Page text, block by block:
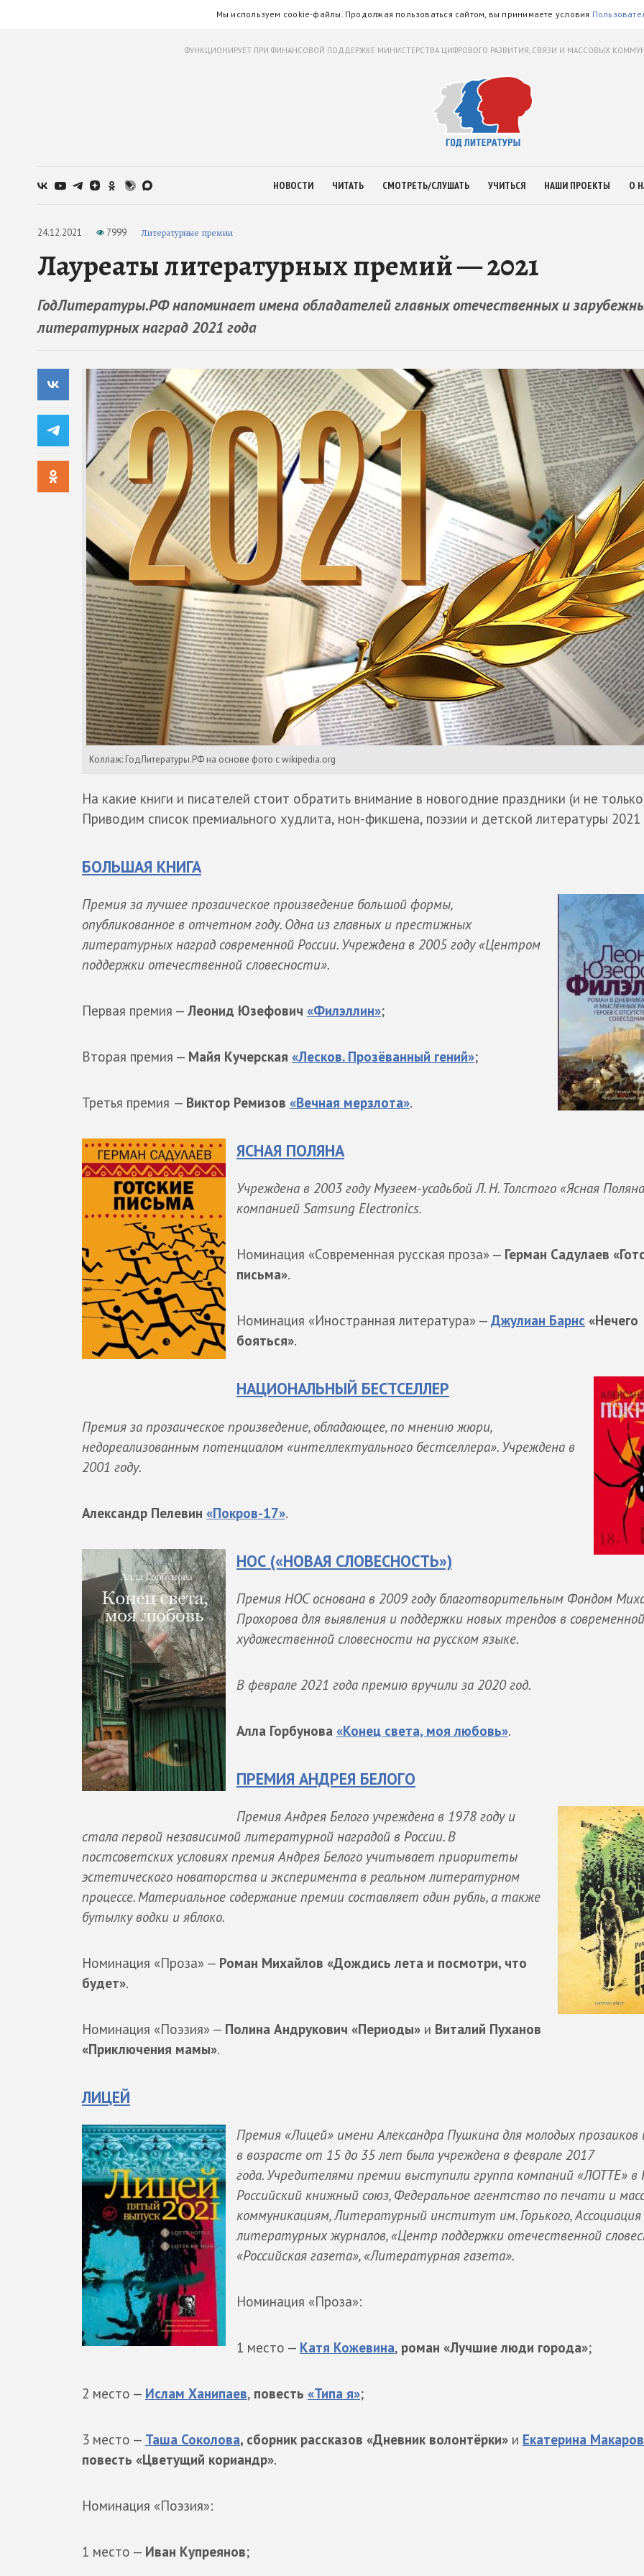
Мы используем cookie-файлы. Продолжая пользоваться сайтом, вы принимаете условия
ФУНКЦИОНИРУЕТ ПРИ ФИНАНСОВОЙ ПОДДЕРЖКЕ МИНИСТЕРСТВА ЦИФРОВОГО РАЗВИТИЯ, СВЯЗИ И МАССОВЫХ
НОВОСТИ ЧИТАТЬ СМОТРЕТЬ/СЛУШАТЬ УЧИТЬСЯ НАШИ ПРОЕКТЫ О
24.12.2021 7999 Литературные премии
Лауреаты литературных премий — 2021
ГодЛитературы.РФ напоминает имена обладателей главных отечественных и
литературных наград 2021 года
Коллаж: ГодЛитературы.РФ на основе фото с wikipedia.org
На какие книги и писателей стоит обратить внимание в новогодние праздники (и не
Приводим список премиального худлита, нон-фикшена, поэзии и детской литературы 2021
БОЛЬШАЯ КНИГА
Премия за лучшее прозаическое произведение большой формы,
опубликованное в отчетном году. Одна из главных и престижных
литературных наград современной России. Учреждена в 2005 году «Центром
поддержки отечественной словесности».
Первая премия — Леонид Юзефович «Филэллин»;
Вторая премия — Майя Кучерская «Лесков. Прозёванный гений»;
Третья премия — Виктор Ремизов «Вечная мерзлота».
ЯСНАЯ ПОЛЯНА
Учреждена в 2003 году Музеем-усадьбой Л. Н. Толстого «Ясная
компанией Samsung Electronics.
Номинация «Современная русская проза» — Герман Садулаев
письма».
Номинация «Иностранная литература» — Джулиан Барнс «Нечего
бояться».
НАЦИОНАЛЬНЫЙ БЕСТСЕЛЛЕР
Премия за прозаическое произведение, обладающее, по мнению жюри,
недореализованным потенциалом «интеллектуального бестселлера». Учреждена в
2001 году.
Александр Пелевин «Покров-17».
НОС («НОВАЯ СЛОВЕСНОСТЬ»)
Премия НОС основана в 2009 году благотворительным Фондом
Прохорова для выявления и поддержки новых трендов в современной
художественной словесности на русском языке.
В феврале 2021 года премию вручили за 2020 год.
Алла Горбунова «Конец света, моя любовь».
ПРЕМИЯ АНДРЕЯ БЕЛОГО
Премия Андрея Белого учреждена в 1978 году и
стала первой независимой литературной наградой в России. В
постсоветских условиях премия Андрея Белого учитывает приоритеты
эстетического новаторства и эксперимента в реальном литературном
процессе. Материальное содержание премии составляет один рубль, а также
бутылку водки и яблоко.
Номинация «Проза» — Роман Михайлов «Дождись лета и посмотри, что
будет».
Номинация «Поэзия» — Полина Андрукович «Периоды» и Виталий Пуханов
«Приключения мамы».
ЛИЦЕЙ
Премия «Лицей» имени Александра Пушкина для молодых прозаиков
в возрасте от 15 до 35 лет была учреждена в феврале 2017
года. Учредителями премии выступили группа компаний «ЛОТТЕ» в
Российский книжный союз, Федеральное агентство по печати и
коммуникациям, Литературный институт им. Горького, Ассоциация
литературных журналов, «Центр поддержки отечественной
«Российская газета», «Литературная газета».
Номинация «Проза»:
1 место — Катя Кожевина, роман «Лучшие люди города»;
2 место — Ислам Ханипаев, повесть «Типа я»;
3 место — Таша Соколова, сборник рассказов «Дневник волонтёрки» и Екатерина
повесть «Цветущий кориандр».
Номинация «Поэзия»:
1 место — Иван Купреянов;